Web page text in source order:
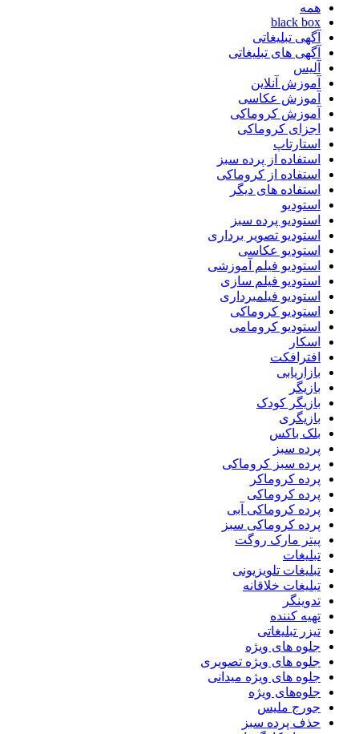
همه
black box
آگهی تبلیغاتی
آگهی های تبلیغاتی
آلیس
آموزش آنلاین
آموزش عکاسی
آموزش کروماکی
اجزای کروماکی
استارتاپ
استفاده از پرده سبز
استفاده از کروماکی
استفاده های دیگر
استودیو
استودیو پرده سبز
استودیو تصویر برداری
استودیو عکاسی
استودیو فیلم آموزشی
استودیو فیلم سازی
استودیو فیلمبرداری
استودیو کروماکی
استودیو کرومامی
اسکار
افترافکت
بازاریابی
بازیگر
بازیگر کودک
بازیگری
بلک باکس
پرده سبز
پرده سبز کروماکی
پرده کروماکر
پرده کروماکی
پرده کروماکی آبی
پرده کروماکی سبز
پیتر مارک روگت
تبلیغات
تبلیغات تلویزیونی
تبلیغات خلاقانه
تدوینگر
تهیه کننده
تیزر تبلیغاتی
جلوه های ویژه
جلوه های ویژه تصویری
جلوه های ویژه میدانی
جلوه‌های ویژه
جورج ملیس
حذف پرده سبز